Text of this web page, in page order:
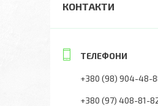
КОНТАКТИ
+380 (98) 904-48-
+380 (97) 408-81-